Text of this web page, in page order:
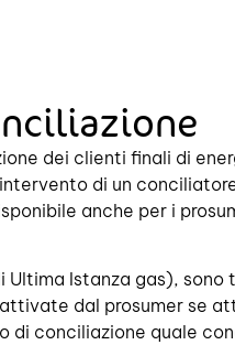
dei clienti finali di
di un
anche per i
Istanza gas),
dal prosumer se
conciliazione quale